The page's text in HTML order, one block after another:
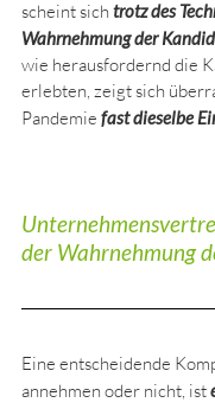
scheint sichtrotz des
Wahrnehmung der
wie herausfordernd die
erlebten, zeigt sich
Pandemiefast dieselbe
der Wahrnehmung
Eine entscheidende
annehmen oder nicht, ist